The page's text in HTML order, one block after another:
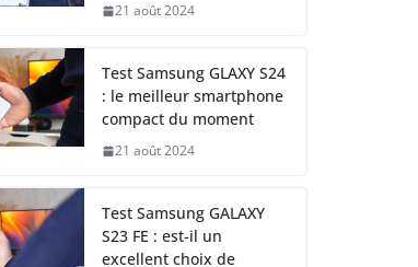
21 août 2024
Test Samsung GLAXY S24
: le meilleur smartphone
compact du moment
21 août 2024
Test Samsung GALAXY
S23 FE : est-il un
excellent choix de